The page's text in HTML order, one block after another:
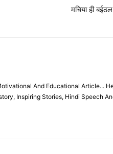
मचिया ही
And Educational Article...
Inspiring Stories, Hindi Speech